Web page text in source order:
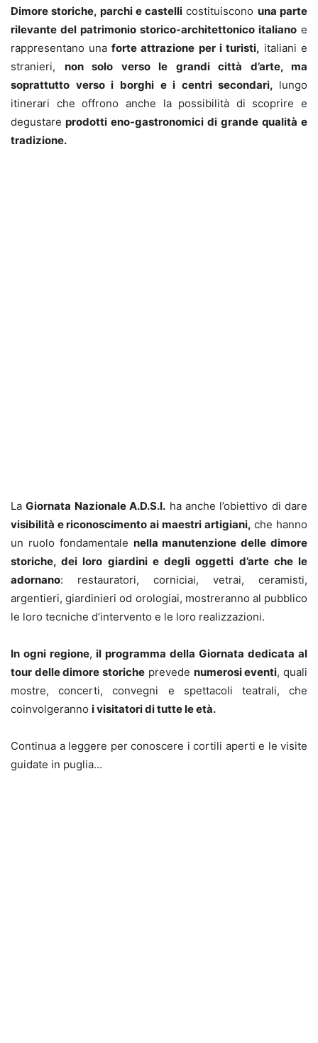
Dimore storiche, parchi e castelli costituiscono una parte
rilevante del patrimonio storico-architettonico italiano e
rappresentano unaforte attrazione per i turisti, italiani e
stranieri, non solo verso le grandi città d’arte, ma
soprattutto verso i borghi e i centri secondari, lungo
itinerari che offrono anche la possibilità di scoprire e
degustare prodotti eno-gastronomici di grande qualità e
tradizione.
LaGiornata Nazionale A.D.S.I. ha anche l’obiettivo di dare
visibilità e riconoscimento ai maestri artigiani, che hanno
un ruolo fondamentale nella manutenzione delle dimore
storiche, dei loro giardini e degli oggetti d’arte che le
adornano: restauratori, corniciai, vetrai, ceramisti,
argentieri, giardinieri od orologiai, mostreranno al pubblico
le loro tecniche d’intervento e le loro realizzazioni.
In ogni regione, il programma della Giornata dedicata al
tour delle dimore storiche prevede numerosi eventi, quali
mostre, concerti, convegni e spettacoli teatrali, che
coinvolgeranno i visitatori di tutte le età.
Continua a leggere per conoscere i cortili aperti e le visite
guidate in puglia…